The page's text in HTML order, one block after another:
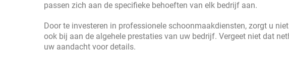
passen zich aan de specifieke behoeften van elk bedrijf aan.
Door te investeren in professionele schoonmaakdiensten, zorgt u
ook bij aan de algehele prestaties van uw bedrijf. Vergeet niet dat
uw aandacht voor details.